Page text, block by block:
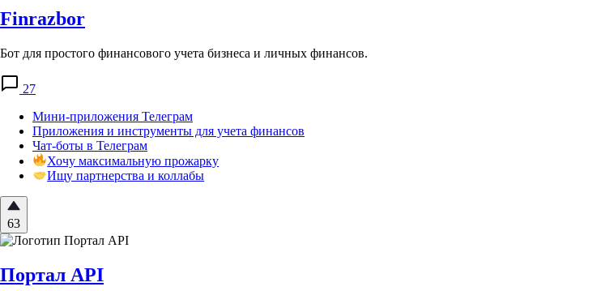
Finrazbor
Бот для простого финансового учета бизнеса и личных финансов.
27
Мини-приложения Телеграм
Приложения и инструменты для учета финансов
Чат-боты в Телеграм
Хочу максимальную прожарку
Ищу партнерства и коллабы
63
Портал API